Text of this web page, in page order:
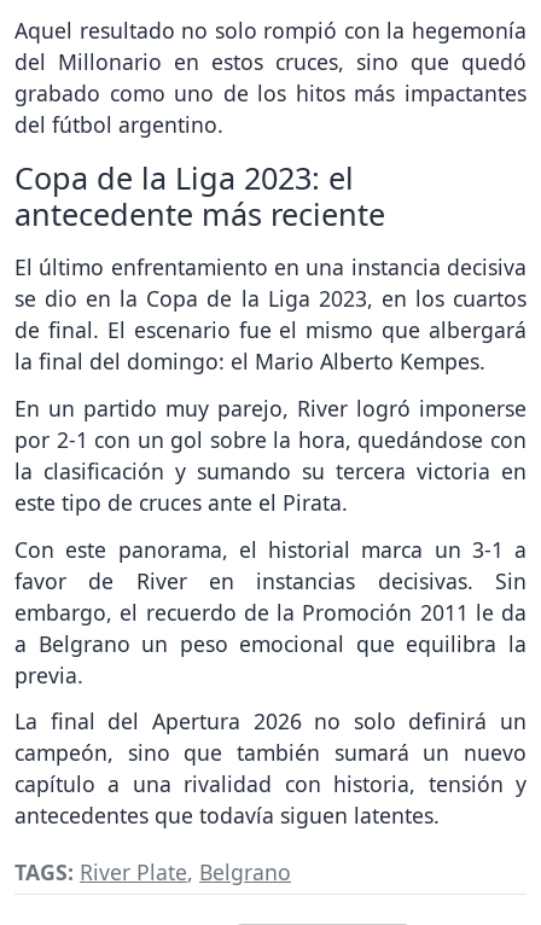
Aquel resultado no solo rompió con la hegemonía
del Millonario en estos cruces, sino que quedó
grabado como uno de los hitos más impactantes
del fútbol argentino.
Copa de la Liga 2023: el
antecedente más reciente
El último enfrentamiento en una instancia decisiva
se dio en la Copa de la Liga 2023, en los cuartos
de final. El escenario fue el mismo que albergará
la final del domingo: el Mario Alberto Kempes.
En un partido muy parejo, River logró imponerse
por 2-1 con un gol sobre la hora, quedándose con
la clasificación y sumando su tercera victoria en
este tipo de cruces ante el Pirata.
Con este panorama, el historial marca un 3-1 a
favor de River en instancias decisivas. Sin
embargo, el recuerdo de la Promoción 2011 le da
a Belgrano un peso emocional que equilibra la
previa.
La final del Apertura 2026 no solo definirá un
campeón, sino que también sumará un nuevo
capítulo a una rivalidad con historia, tensión y
antecedentes que todavía siguen latentes.
TAGS: River Plate, Belgrano